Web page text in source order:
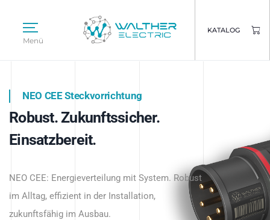
Menü
KATALOG
Intelligente Stromverteilung
beginnt hier.
NEO CEE Steckvorrichtung
Robust. Zukunftssicher.
Einsatzbereit.
NEO CEE: Energieverteilung mit System. Robust
im Alltag, effizient in der Installation,
zukunftsfähig im Ausbau.
Intelligenz trifft Energie.
Anwendungen – robust, IP-geschützt und
zukunftsfähig.